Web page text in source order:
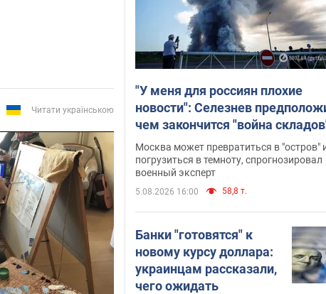
Читати українською
"У меня для россиян плохие
новости": Селезнев
чем закончится "война
Москва может превратиться в "остров"
погрузиться в темноту, спрогнозировал
военный эксперт
5.08.2026 16:00 58,8 т.
Банки "готовятся" к
новому курсу доллара:
украинцам рассказали,
чего ожидать